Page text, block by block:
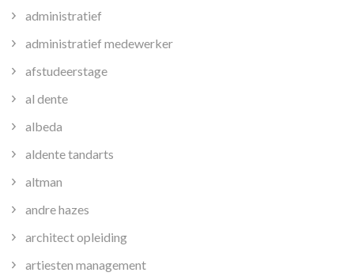
administratief
administratief medewerker
afstudeerstage
al dente
albeda
aldente tandarts
altman
andre hazes
architect opleiding
artiesten management